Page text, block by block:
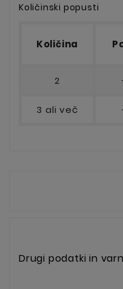
Količinski popusti
Količina
2
3 ali več
Drugi podatki in